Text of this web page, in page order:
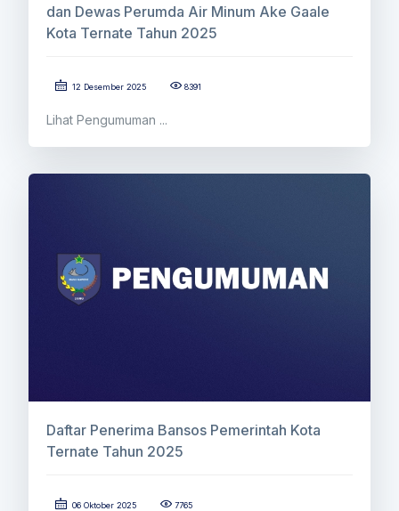
dan Dewas Perumda Air Minum Ake Gaale
Kota Ternate Tahun 2025
12 Desember 2025 8391
Lihat Pengumuman ...
Daftar Penerima Bansos Pemerintah Kota
Ternate Tahun 2025
06 Oktober 2025 7765